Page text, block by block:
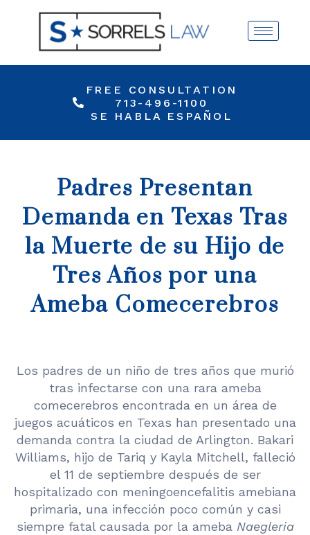
FREE CONSULTATION
713-496-1100
SE HABLA ESPAÑOL
Padres Presentan
Demanda en Texas Tras
la Muerte de su Hijo de
Tres Años por una
Ameba Comecerebros
Los padres de un niño de tres años que murió
tras infectarse con una rara ameba
comecerebros encontrada en un área de
juegos acuáticos en Texas han presentado una
demanda contra la ciudad de Arlington. Bakari
Williams, hijo de Tariq y Kayla Mitchell, falleció
el 11 de septiembre después de ser
hospitalizado con meningoencefalitis amebiana
primaria, una infección poco común y casi
siempre fatal causada por la ameba Naegleria